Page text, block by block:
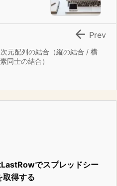
次元配列の結合（縦の結合 / 横
同士の結合）
 Prev
でスプレッドシー
取得する